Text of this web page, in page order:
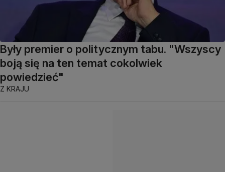
Były premier o politycznym tabu. "Wszyscy
boją się na ten temat cokolwiek
powiedzieć"
Z KRAJU